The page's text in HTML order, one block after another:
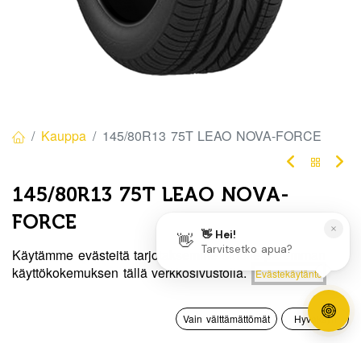
Hinta:
Lisää ostoskoriin
0
Toivelista Tili
Kauppa 145/80R13 75T LEAO NOVA-FORCE
145/80R13 75T LEAO NOVA-
FORCE
EAN:6959954725979 Tuotekoodi:329789
Tällä tuotteella ei ole kelvollista yhdistelmää.
Käytämme evästeitä tarjotaksemme sinulle paremman
käyttökokemuksen tällä verkkosivustolla.
Evästekäytäntö
Vain välttämättömät Hyväksyn